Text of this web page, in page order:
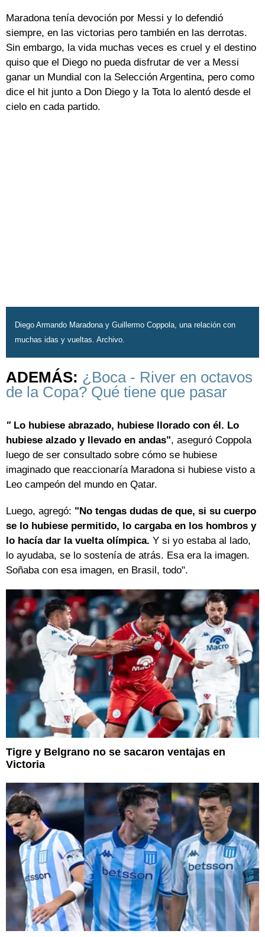
Maradona tenía devoción por Messi y lo defendió
siempre, en las victorias pero también en las derrotas.
Sin embargo, la vida muchas veces es cruel y el destino
quiso que el Diego no pueda disfrutar de ver a Messi
ganar un Mundial con la Selección Argentina, pero como
dice el hit junto a Don Diego y la Tota lo alentó desde el
cielo en cada partido.
Diego Armando Maradona y Guillermo Coppola, una relación con
muchas idas y vueltas. Archivo.
ADEMÁS: ¿Boca - River en octavos
de la Copa? Qué tiene que pasar
"Lo hubiese abrazado, hubiese llorado con él. Lo
hubiese alzado y llevado en andas", aseguró Coppola
luego de ser consultado sobre cómo se hubiese
imaginado que reaccionaría Maradona si hubiese visto a
Leo campeón del mundo en Qatar.
Luego, agregó: "No tengas dudas de que, si su cuerpo
se lo hubiese permitido, lo cargaba en los hombros y
lo hacía dar la vuelta olímpica. Y si yo estaba al lado,
lo ayudaba, se lo sostenía de atrás. Esa era la imagen.
Soñaba con esa imagen, en Brasil, todo".
Tigre y Belgrano no se sacaron ventajas en
Victoria